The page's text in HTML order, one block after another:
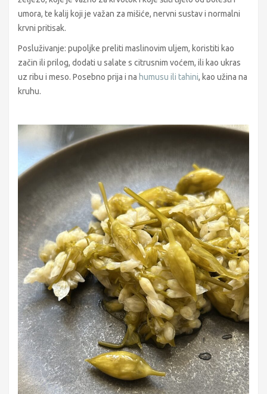
umora, te kalij koji je važan za mišiće, nervni sustav i normalni
krvni pritisak.
Posluživanje: pupoljke preliti maslinovim uljem, koristiti kao
začin ili prilog, dodati u salate s citrusnim voćem, ili kao ukras
uz ribu i meso. Posebno prija i na humusu ili tahini, kao užina na
kruhu.